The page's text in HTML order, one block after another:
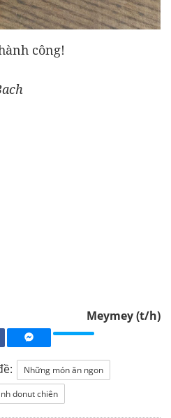
công!
Meymey (t/h)
Những món ăn ngon
donut chiên